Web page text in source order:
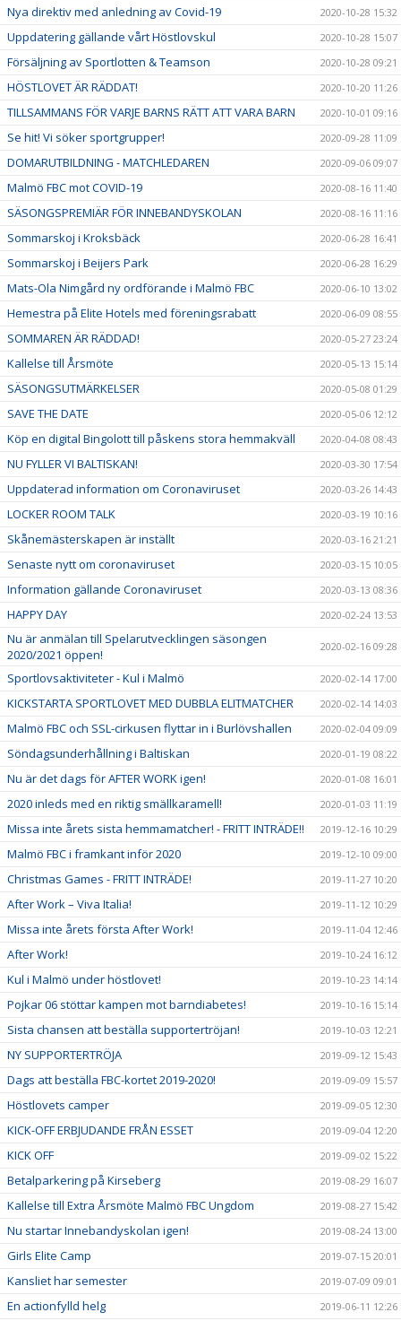
Nya direktiv med anledning av Covid-19 2020-10-28 15:32
Uppdatering gällande vårt Höstlovskul 2020-10-28 15:07
Försäljning av Sportlotten & Teamson 2020-10-28 09:21
HÖSTLOVET ÄR RÄDDAT! 2020-10-20 11:26
TILLSAMMANS FÖR VARJE BARNS RÄTT ATT VARA BARN 2020-10-01 09:16
Se hit! Vi söker sportgrupper! 2020-09-28 11:09
DOMARUTBILDNING - MATCHLEDAREN 2020-09-06 09:07
Malmö FBC mot COVID-19 2020-08-16 11:40
SÄSONGSPREMIÄR FÖR INNEBANDYSKOLAN 2020-08-16 11:16
Sommarskoj i Kroksbäck 2020-06-28 16:41
Sommarskoj i Beijers Park 2020-06-28 16:29
Mats-Ola Nimgård ny ordförande i Malmö FBC 2020-06-10 13:02
Hemestra på Elite Hotels med föreningsrabatt 2020-06-09 08:55
SOMMAREN ÄR RÄDDAD! 2020-05-27 23:24
Kallelse till Årsmöte 2020-05-13 15:14
SÄSONGSUTMÄRKELSER 2020-05-08 01:29
SAVE THE DATE 2020-05-06 12:12
Köp en digital Bingolott till påskens stora hemmakväll 2020-04-08 08:43
NU FYLLER VI BALTISKAN! 2020-03-30 17:54
Uppdaterad information om Coronaviruset 2020-03-26 14:43
LOCKER ROOM TALK 2020-03-19 10:16
Skånemästerskapen är inställt 2020-03-16 21:21
Senaste nytt om coronaviruset 2020-03-15 10:05
Information gällande Coronaviruset 2020-03-13 08:36
HAPPY DAY 2020-02-24 13:53
Nu är anmälan till Spelarutvecklingen säsongen
2020/2021 öppen!
2020-02-16 09:28
Sportlovsaktiviteter - Kul i Malmö 2020-02-14 17:00
KICKSTARTA SPORTLOVET MED DUBBLA ELITMATCHER 2020-02-14 14:03
Malmö FBC och SSL-cirkusen flyttar in i Burlövshallen 2020-02-04 09:09
Söndagsunderhållning i Baltiskan 2020-01-19 08:22
Nu är det dags för AFTER WORK igen! 2020-01-08 16:01
2020 inleds med en riktig smällkaramell! 2020-01-03 11:19
Missa inte årets sista hemmamatcher! - FRITT INTRÄDE!! 2019-12-16 10:29
Malmö FBC i framkant inför 2020 2019-12-10 09:00
Christmas Games - FRITT INTRÄDE! 2019-11-27 10:20
After Work – Viva Italia! 2019-11-12 10:29
Missa inte årets första After Work! 2019-11-04 12:46
After Work! 2019-10-24 16:12
Kul i Malmö under höstlovet! 2019-10-23 14:14
Pojkar 06 stöttar kampen mot barndiabetes! 2019-10-16 15:14
Sista chansen att beställa supportertröjan! 2019-10-03 12:21
NY SUPPORTERTRÖJA 2019-09-12 15:43
Dags att beställa FBC-kortet 2019-2020! 2019-09-09 15:57
Höstlovets camper 2019-09-05 12:30
KICK-OFF ERBJUDANDE FRÅN ESSET 2019-09-04 12:20
KICK OFF 2019-09-02 15:22
Betalparkering på Kirseberg 2019-08-29 16:07
Kallelse till Extra Årsmöte Malmö FBC Ungdom 2019-08-27 15:42
Nu startar Innebandyskolan igen! 2019-08-24 13:00
Girls Elite Camp 2019-07-15 20:01
Kansliet har semester 2019-07-09 09:01
En actionfylld helg 2019-06-11 12:26